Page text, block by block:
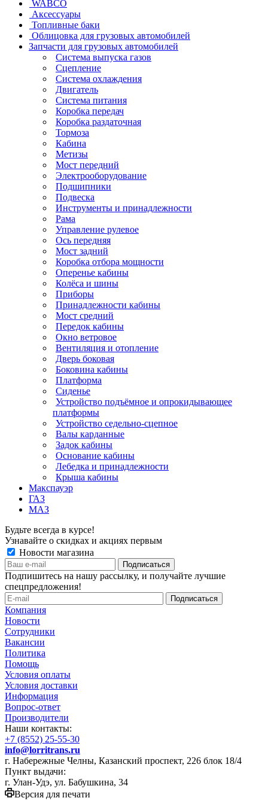
WABCO
Аксессуары
Топливные баки
Облицовка для грузовых автомобилей
Запчасти для грузовых автомобилей
Система выпуска газов
Сцепление
Система охлаждения
Двигатель
Система питания
Коробка передач
Коробка раздаточная
Тормоза
Кабина
Метизы
Мост передний
Электрооборудование
Подшипники
Подвеска
Инструменты и принадлежности
Рама
Управление рулевое
Ось передняя
Мост задний
Коробка отбора мощности
Оперенье кабины
Колёса и шины
Приборы
Принадлежности кабины
Мост средний
Передок кабины
Окно ветровое
Вентиляция и отопление
Дверь боковая
Боковина кабины
Платформа
Сиденье
Устройство подъёмное и опрокидывающее
платформы
Устройство седельно-сцепное
Валы карданные
Задок кабины
Основание кабины
Лебедка и принадлежности
Крыша кабины
Макспауэр
ГАЗ
МАЗ
Будьте всегда в курсе!
Узнавайте о скидках и акциях первым
Новости магазина
Подпишитесь на нашу рассылку, и получайте лучшие
спецпредложения!
Компания
Новости
Сотрудники
Вакансии
Политика
Помощь
Условия оплаты
Условия доставки
Информация
Вопрос-ответ
Производители
Наши контакты:
+7 (8552) 25-55-30
info@lorritrans.ru
г. Набережные Челны, Казанский проспект, 226 блок 18/4
Пункт выдачи:
г. Улан-Удэ, ул. Бабушкина, 34
Версия для печати